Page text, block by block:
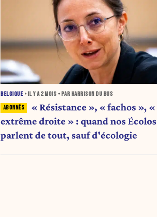
BELGIQUE • IL Y A2 MOIS • PAR HARRISON DU BUS
« Résistance », « fachos », «
extrême droite » : quand nos Écolos
parlent de tout, sauf d'écologie